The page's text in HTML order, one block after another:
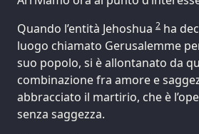
Quando l’entità Jehoshua 2 ha
luogo chiamato Gerusalemme
suo popolo, si è allontanato da
combinazione fra amore e
abbracciato il martirio, che è
senza saggezza.